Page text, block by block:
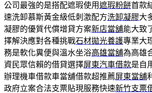
公司最強的是搭配遮瑕使用遮瑕粉餅首款
速洗卸慕斯黃金級低刺激配方洗卸凝膠大
凝膠的優質代償增貸方案新店當舖能大致
擇解決應對各種挑戰石材拋光養護專業大
務是軟化糞便與溫水坐浴高雄當舖為高雄
資民眾信賴的借貸選擇屏東汽車借款是自
辦理機車借款車當舖借款超推薦屏東當舖
政府立案合法支票貼現服務快速新竹支票